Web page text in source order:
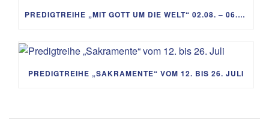
PREDIGTREIHE „MIT GOTT UM DIE WELT“ 02.08. – 06.09.
PREDIGTREIHE „SAKRAMENTE“ VOM 12. BIS 26. JULI